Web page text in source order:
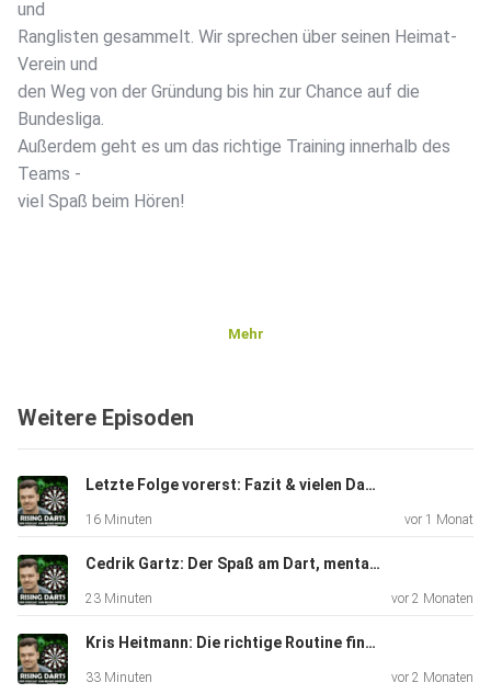
und
Ranglisten gesammelt. Wir sprechen über seinen Heimat-
Verein und
den Weg von der Gründung bis hin zur Chance auf die
Bundesliga.
Außerdem geht es um das richtige Training innerhalb des
Teams -
viel Spaß beim Hören!
Mehr
Weitere Episoden
Letzte Folge vorerst: Fazit & vielen Dank!
16 Minuten vor 1 Monat
Cedrik Gartz: Der Spaß am Dart, mentale Situationen & Littler
23 Minuten vor 2 Monaten
Kris Heitmann: Die richtige Routine finden & der Umgang mit Dartitis
33 Minuten vor 2 Monaten